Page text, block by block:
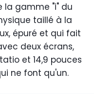
gamme "i" du
taillé à la
épuré et qui fait
deux écrans,
et 14,9 pouces
ne font qu'un.